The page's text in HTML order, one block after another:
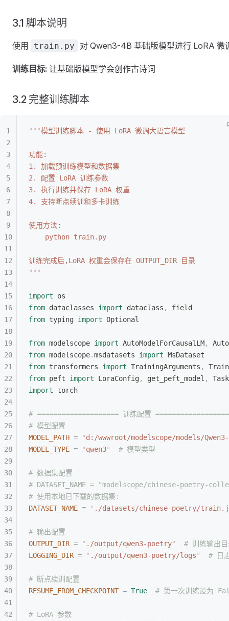
3.1 脚本说明
使用 train.py 对 Qwen3-4B 基础版模型进行 LoRA 微
训练目标: 让基础版模型学会创作古诗词
3.2 完整训练脚本
"""模型训练脚本 - 使用 LoRA 微调大语言模型
功能:
1. 加载预训练模型和数据集
2. 配置 LoRA 训练参数
3. 执行训练并保存 LoRA 权重
4. 支持断点续训和多卡训练
使用方法:
    python train.py
训练完成后,LoRA 权重会保存在 OUTPUT_DIR 目录
"""
import os
from dataclasses import dataclass ,
field
from typing import Optional
from modelscope import AutoModelForCausalLM,
from modelscope.msdatasets import MsDataset
from transformers import TrainingArguments ,
from peft import LoraConfig, get_peft_model ,
import torch
# ==================== 训练配置
# 模型配置
MODEL_PATH = "d:/wwwroot/modelscope/models/Qwen3-
MODEL_TYPE = "qwen3"
  # 模型类型
# 数据集配置
# DATASET_NAME = "modelscope/chinese-poetry-
# 使用本地已下载的数据集:
DATASET_NAME = " ./datasets/chinese-poetry/
# 输出配置
OUTPUT_DIR = " ./output/qwen3-poetry"
# 训练输出
LOGGING_DIR = " ./output/qwen3-poetry/logs"
# 日
# 断点续训配置
RESUME_FROM_CHECKPOINT = True
# 第一次训练设为
# LoRA 参数